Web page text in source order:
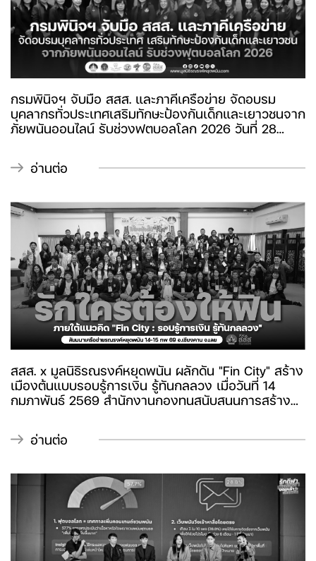
กรมพินิจฯ จับมือ สสส. และภาคีเครือข่าย จัดอบรม
บุคลากรทั่วประเทศเสริมทักษะป้องกันเด็กและเยาวชนจาก
ภัยพนันออนไลน์ รับช่วงฟุตบอลโลก 2026 วันที่ 28
จัด “โครงการอบรมบุคลากรเพื่อป้องกันการกระทำผิด
ของเด็กและเยาวชน (ด้านการพนัน)” ภายใต้ความร่วมมือ
เชิงรุก สร้างภูมิคุ้มกันให้เด็กและเยาวชนรู้เท่าทันพนัน
ออนไลน์ โดยเฉพาะช่วงการแข่งขันฟุตบอลโลก 2026
อ่านต่อ
สสส. x มูลนิธิรณรงค์หยุดพนัน ผลักดัน "Fin City" สร้าง
เมืองต้นแบบรอบรู้การเงิน รู้ทันกลลวง เมื่อวันที่ 14
กุมภาพันธ์ 2569 สำนักงานกองทุนสนับสนุนการสร้าง
เวทีสัมมนาเครือข่ายรณรงค์หยุดพนัน 10 จังหวัด ภายใต้
ชื่องาน "รักใครต้องให้ฟิน" ณ โรงแรมเชียงคาน ริเวอร์
กำหนดทิศทางการดำเนินงานในช่วงต่อไป โดยมีตัวแทน
จากลำปาง น่าน พะเยา สุรินทร์ กาฬสินธุ์ อุบลราชธานี
เลย สระบุรี พัทลุง และกรุงเทพมหานคร เข้าร่วม
อ่านต่อ